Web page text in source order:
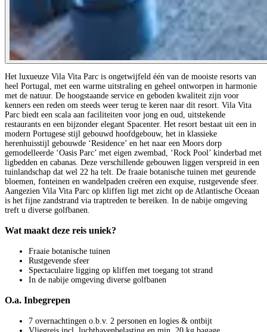
Het luxueuze Vila Vita Parc is ongetwijfeld één van de mooiste resorts van
heel Portugal, met een warme uitstraling en geheel ontworpen in harmonie
met de natuur. De hoogstaande service en geboden kwaliteit zijn voor
kenners een reden om steeds weer terug te keren naar dit resort. Vila Vita
Parc biedt een scala aan faciliteiten voor jong en oud, uitstekende
restaurants en een bijzonder elegant Spacenter. Het resort bestaat uit een in
modern Portugese stijl gebouwd hoofdgebouw, het in klassieke
herenhuisstijl gebouwde ‘Residence’ en het naar een Moors dorp
gemodelleerde ‘Oasis Parc’ met eigen zwembad, ‘Rock Pool’ kinderbad met
ligbedden en cabanas. Deze verschillende gebouwen liggen verspreid in een
tuinlandschap dat wel 22 ha telt. De fraaie botanische tuinen met geurende
bloemen, fonteinen en wandelpaden creëren een exquise, rustgevende sfeer.
Aangezien Vila Vita Parc op kliffen ligt met zicht op de Atlantische Oceaan
is het fijne zandstrand via traptreden te bereiken. In de nabije omgeving
treft u diverse golfbanen.
Wat maakt deze reis uniek?
Fraaie botanische tuinen
Rustgevende sfeer
Spectaculaire ligging op kliffen met toegang tot strand
In de nabije omgeving diverse golfbanen
O.a. Inbegrepen
7 overnachtingen o.b.v. 2 personen en logies & ontbijt
Vliegreis incl. luchthavenbelasting en min. 20 kg bagage